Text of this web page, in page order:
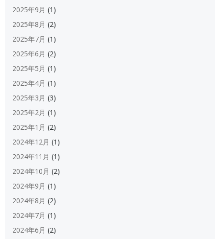
2025年9月 (1)
2025年8月 (2)
2025年7月 (1)
2025年6月 (2)
2025年5月 (1)
2025年4月 (1)
2025年3月 (3)
2025年2月 (1)
2025年1月 (2)
2024年12月 (1)
2024年11月 (1)
2024年10月 (2)
2024年9月 (1)
2024年8月 (2)
2024年7月 (1)
2024年6月 (2)